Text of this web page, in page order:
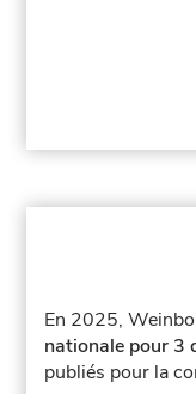
En 2025,
nationale pour 3
publiés pour la